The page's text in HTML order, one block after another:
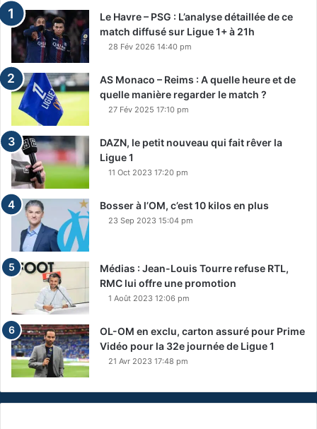
Le Havre – PSG : L’analyse détaillée de ce
match diffusé sur Ligue 1+ à 21h
28 Fév 2026 14:40 pm
AS Monaco – Reims : A quelle heure et de
quelle manière regarder le match ?
27 Fév 2025 17:10 pm
DAZN, le petit nouveau qui fait rêver la
Ligue 1
11 Oct 2023 17:20 pm
Bosser à l’OM, c’est 10 kilos en plus
23 Sep 2023 15:04 pm
Médias : Jean-Louis Tourre refuse RTL,
RMC lui offre une promotion
1 Août 2023 12:06 pm
OL-OM en exclu, carton assuré pour Prime
Vidéo pour la 32e journée de Ligue 1
21 Avr 2023 17:48 pm